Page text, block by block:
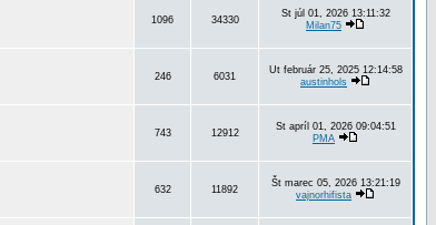
1096 34330
St júl 01, 2026 13:11:32
Milan75
246 6031
Ut február 25, 2025 12:14:58
austinhols
743 12912
St apríl 01, 2026 09:04:51
PMA
632 11892
Št marec 05, 2026 13:21:19
vajnorhifista